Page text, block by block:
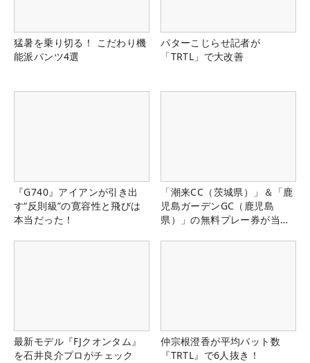
猛暑を乗り切る！ こだわり機
能派パンツ4選
パターこじらせ記者が
「TRTL」で大改善
『G740』アイアンが引き出
す“反則級”の寛容性と飛びは
本当だった！
「潮来CC（茨城県）」＆「鹿
児島ガーデンGC（鹿児島
県）」の無料プレー券が当た
最新モデル『FJクオンタム』
を石井良介プロがチェック
仲宗根澄香が平均パット数
『TRTL』で6人抜き！